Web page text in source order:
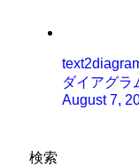
ダイアグラ
August 7,
検索